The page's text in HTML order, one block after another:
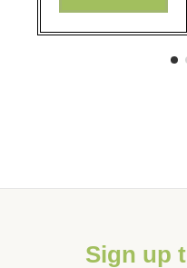
Sign up